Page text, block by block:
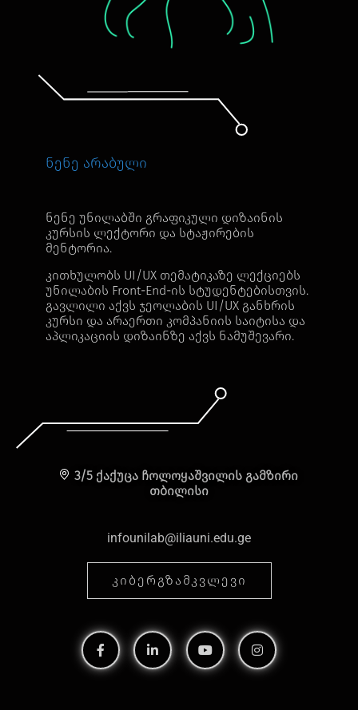
ნენე არაბული
ნენე უნილაბში გრაფიკული დიზაინის
კურსის ლექტორი და სტაჟირების
მენტორია.
კითხულობს UI/UX თემატიკაზე ლექციებს
უნილაბის Front-End-ის სტუდენტებისთვის.
გავლილი აქვს ჯეოლაბის UI/UX განხრის
კურსი და არაერთი კომპანიის საიტისა და
აპლიკაციის დიზაინზე აქვს ნამუშევარი.
3/5 ქაქუცა ჩოლოყაშვილის გამზირი
თბილისი
infounilab@iliauni.edu.ge
ᲙᲘᲑᲔᲠᲒᲖᲐᲛᲙᲕᲚᲔᲕᲘ